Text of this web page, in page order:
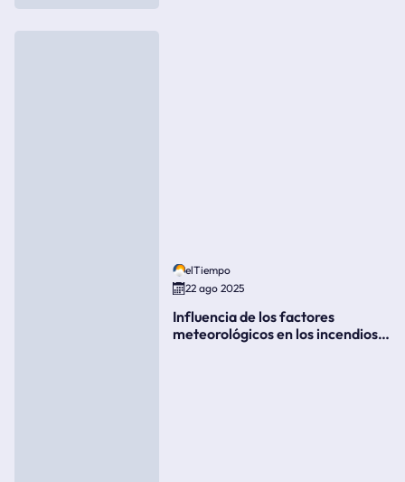
elTiempo
22 ago 2025
Influencia de los factores
meteorológicos en los incendios